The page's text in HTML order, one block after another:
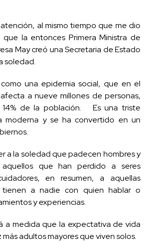
al mismo tiempo que me dio
la entonces Primera Ministra de
May creó una Secretaria de Estado
soledad.
una epidemia social, que en el
a nueve millones de personas,
14% de la población. Es una triste
moderna y se ha convertido en un
a la soledad que padecen hombres y
aquellos que han perdido a seres
en resumen, a aquellas
a nadie con quien hablar o
y experiencias.
a medida que la expectativa de vida
adultos mayores que viven solos.